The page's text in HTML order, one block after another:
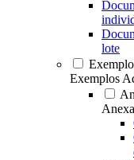
lote
Exemplos